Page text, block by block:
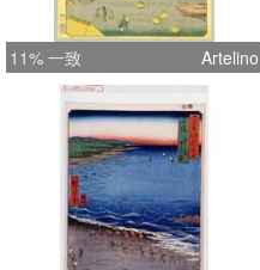
11% 一致 Artelino